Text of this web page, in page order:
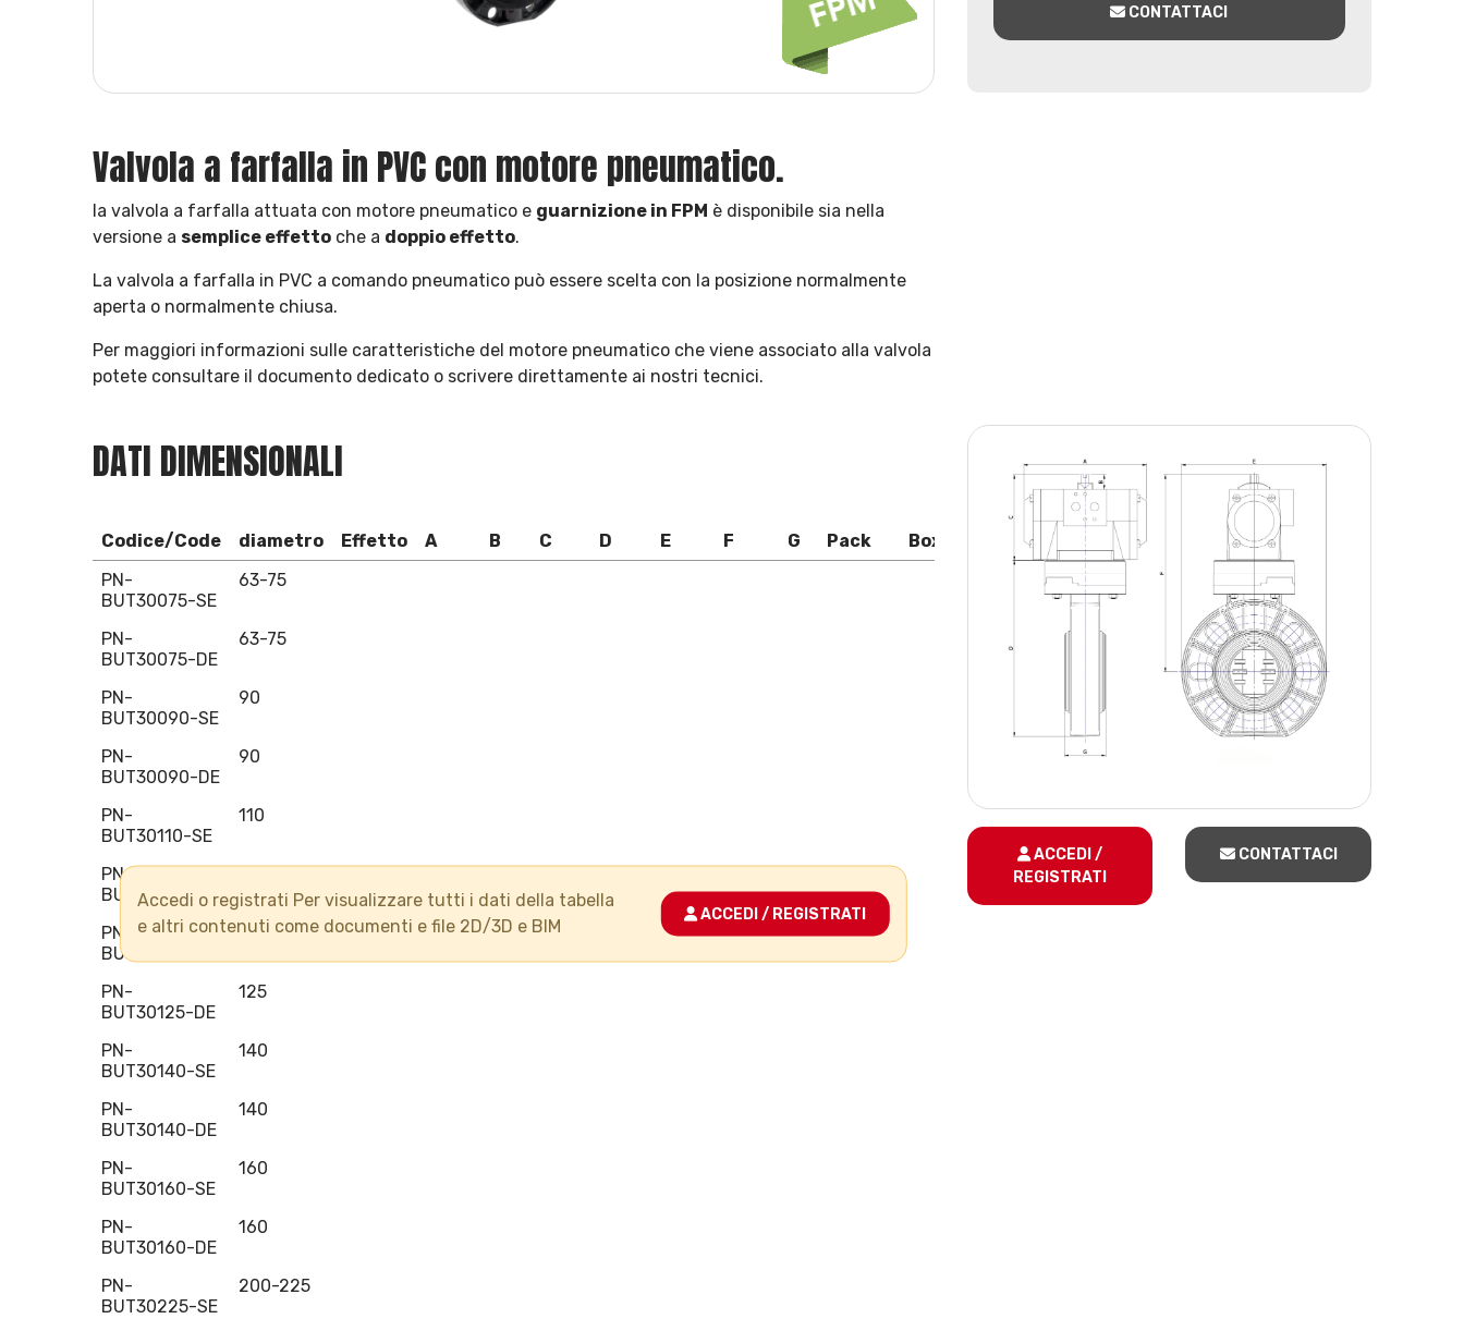
Valvola a farfalla in PVC con motore pneumatico.
la valvola a farfalla attuata con motore pneumatico e guarnizione in FPM è disponibile sia nella
versione a semplice effetto che a doppio effetto.
La valvola a farfalla in PVC a comando pneumatico può essere scelta con la posizione normalmente
aperta o normalmente chiusa.
Per maggiori informazioni sulle caratteristiche del motore pneumatico che viene associato alla valvola
potete consultare il documento dedicato o scrivere direttamente ai nostri tecnici.
CONTATTACI
DATI DIMENSIONALI
Codice/Code diametro Effetto A B C D E F G Pack
Box
PN-
BUT30075-SE
63-75
PN-
BUT30075-DE
63-75
PN-
BUT30090-SE
90
PN-
BUT30090-DE
90
PN-
BUT30110-SE
110
PN-
BUT30110-DE
PN-
BUT30125-SE
125
PN-
BUT30125-DE
125
PN-
BUT30140-SE
140
PN-
BUT30140-DE
140
PN-
BUT30160-SE
160
PN-
BUT30160-DE
160
PN-
BUT30225-SE
200-225
Accedi o registrati Per visualizzare tutti i dati della tabella
e altri contenuti come documenti e file 2D/3D e BIM
ACCEDI / REGISTRATI
ACCEDI /
REGISTRATI
CONTATTACI